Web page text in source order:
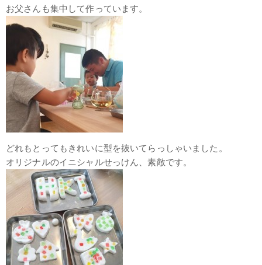
お父さんも集中して作っています。
どれもとってもきれいに型を抜いてらっしゃいました。
オリジナルのイニシャルせっけん、素敵です。